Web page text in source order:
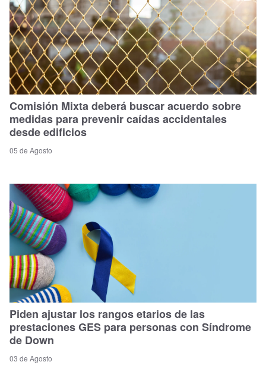
Comisión Mixta deberá buscar acuerdo sobre
medidas para prevenir caídas accidentales
desde edificios
05 de Agosto
Piden ajustar los rangos etarios de las
prestaciones GES para personas con Síndrome
de Down
03 de Agosto